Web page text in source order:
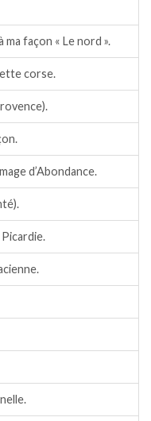
façon « Le nord ».
corse.
d’Abondance.